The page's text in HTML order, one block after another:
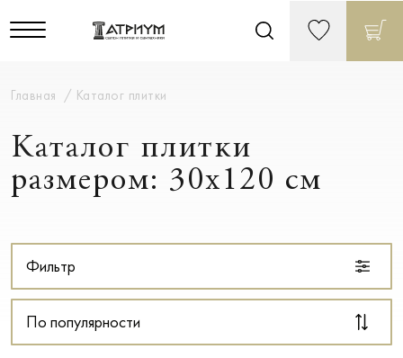
Главная Каталог плитки
Каталог плитки
размером: 30x120 см
Фильтр
По популярности